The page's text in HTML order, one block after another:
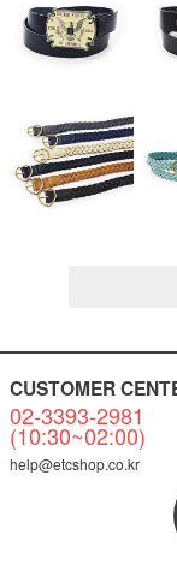
CUSTOMER
02-3393-2981
(10:30~02:00)
help@etcshop.co.kr